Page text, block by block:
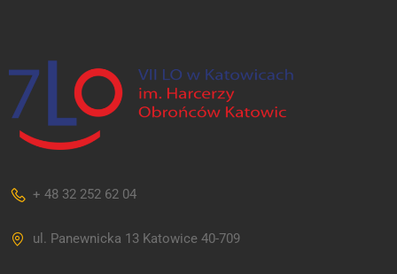
+ 48 32 252 62 04
ul. Panewnicka 13 Katowice 40-709